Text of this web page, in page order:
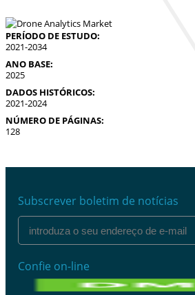
PERÍODO DE ESTUDO:
2021-2034
ANO BASE:
2025
DADOS HISTÓRICOS:
2021-2024
NÚMERO DE PÁGINAS:
128
Subscrever boletim de notícias
Confie on-line